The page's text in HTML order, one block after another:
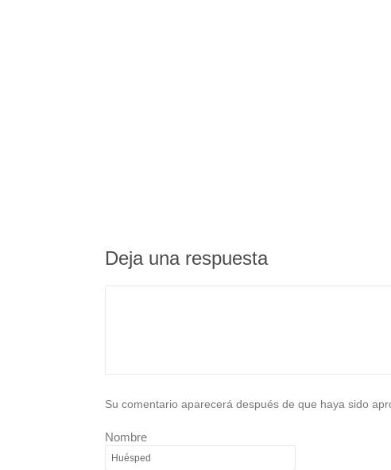
Deja una respuesta
Su comentario aparecerá después de que haya sido
Nombre